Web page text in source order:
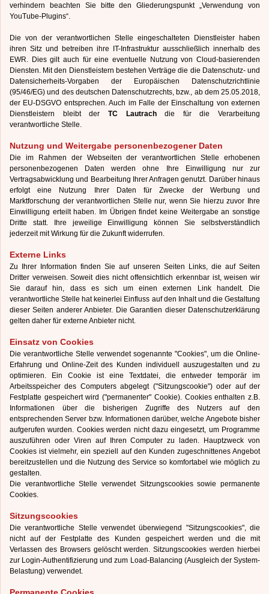
verhindern beachten Sie bitte den Gliederungspunkt „Verwendung von
YouTube-Plugins“.
Die von der verantwortlichen Stelle eingeschalteten Dienstleister haben
ihren Sitz und betreiben ihre IT-Infrastruktur ausschließlich innerhalb des
EWR. Dies gilt auch für eine eventuelle Nutzung von Cloud-basierenden
Diensten. Mit den Dienstleistern bestehen Verträge die die Datenschutz- und
Datensicherheits-Vorgaben der Europäischen Datenschutzrichtlinie
(95/46/EG) und des deutschen Datenschutzrechts, bzw., ab dem 25.05.2018,
der EU-DSGVO entsprechen. Auch im Falle der Einschaltung von externen
Dienstleistern bleibt der TC Lautrachdie für die Verarbeitung
verantwortliche Stelle.
Nutzung und Weitergabe personenbezogener Daten
Die im Rahmen der Webseiten der verantwortlichen Stelle erhobenen
personenbezogenen Daten werden ohne Ihre Einwilligung nur zur
Vertragsabwicklung und Bearbeitung Ihrer Anfragen genutzt. Darüber hinaus
erfolgt eine Nutzung Ihrer Daten für Zwecke der Werbung und
Marktforschung der verantwortlichen Stelle nur, wenn Sie hierzu zuvor Ihre
Einwilligung erteilt haben. Im Übrigen findet keine Weitergabe an sonstige
Dritte statt. Ihre jeweilige Einwilligung können Sie selbstverständlich
jederzeit mit Wirkung für die Zukunft widerrufen.
Externe Links
Zu Ihrer Information finden Sie auf unseren Seiten Links, die auf Seiten
Dritter verweisen. Soweit dies nicht offensichtlich erkennbar ist, weisen wir
Sie darauf hin, dass es sich um einen externen Link handelt. Die
verantwortliche Stelle hat keinerlei Einfluss auf den Inhalt und die Gestaltung
dieser Seiten anderer Anbieter. Die Garantien dieser Datenschutzerklärung
gelten daher für externe Anbieter nicht.
Einsatz von Cookies
Die verantwortliche Stelle verwendet sogenannte "Cookies", um die Online-
Erfahrung und Online-Zeit des Kunden individuell auszugestalten und zu
optimieren. Ein Cookie ist eine Textdatei, die entweder temporär im
Arbeitsspeicher des Computers abgelegt ("Sitzungscookie") oder auf der
Festplatte gespeichert wird ("permanenter" Cookie). Cookies enthalten z.B.
Informationen über die bisherigen Zugriffe des Nutzers auf den
entsprechenden Server bzw. Informationen darüber, welche Angebote bisher
aufgerufen wurden. Cookies werden nicht dazu eingesetzt, um Programme
auszuführen oder Viren auf Ihren Computer zu laden. Hauptzweck von
Cookies ist vielmehr, ein speziell auf den Kunden zugeschnittenes Angebot
bereitzustellen und die Nutzung des Service so komfortabel wie möglich zu
gestalten.
Die verantwortliche Stelle verwendet Sitzungscookies sowie permanente
Cookies.
Sitzungscookies
Die verantwortliche Stelle verwendet überwiegend "Sitzungscookies", die
nicht auf der Festplatte des Kunden gespeichert werden und die mit
Verlassen des Browsers gelöscht werden. Sitzungscookies werden hierbei
zur Login-Authentifizierung und zum Load-Balancing (Ausgleich der System-
Belastung) verwendet.